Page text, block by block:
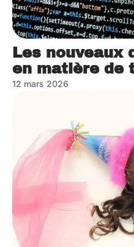
Les nouveaux
en matière de
12 mars 2026